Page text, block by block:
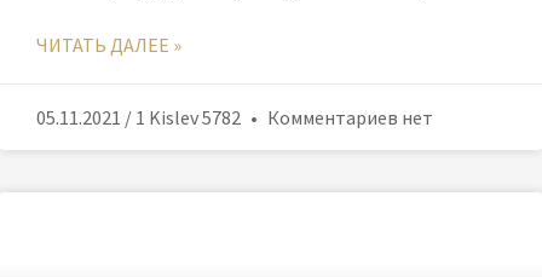
ЧИТАТЬ ДАЛЕЕ »
05.11.2021 / 1 Kislev 5782 Комментариев нет